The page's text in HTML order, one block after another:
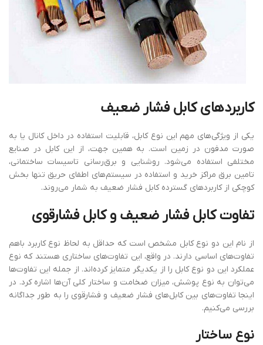
کاربردهای کابل فشارضعیف
یکی از ویژگی‌های مهم این نوع کابل، قابلیت استفاده در داخل کانال یا به
صورت مدفون در زمین است. به همین جهت، از این کابل در صنایع
مختلفی استفاده می‌شود. روشنایی و برق‌رسانی تاسیسات ساختمانی،
تامین برق مراکز خرید و استفاده در سیستم‌های اطفای حریق تنها بخش
کوچکی از کاربردهای گسترده کابل فشار ضعیف به شمار می‌روند.
تفاوتکابل فشارضعیف و کابل فشارقوی
از نام این دو نوع کابل مشخص است که حداقل به لحاظ نوع کاربرد باهم
تفاوت‌های اساسی دارند. در واقع، این تفاوت‌های ساختاری هستند که نوع
عملکرد این دو نوع کابل را از یکدیگر متمایز کرده‌اند. از جمله این تفاوت‌ها
می‌توان به نوع پوشش، میزان ضخامت و ساختار کلی آن‌ها اشاره کرد. در
اینجا تفاوت‌های بین کابل‌های فشار ضعیف و فشارقوی را به ‌طور جداگانه
بررسی می‌کنیم.
نوع ساختار